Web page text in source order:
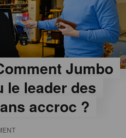
Jumbo
le leader des
accroc ?